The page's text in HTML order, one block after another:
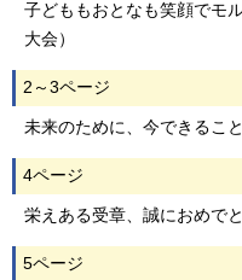
子どももおとなも笑顔でモ
大会）
2～3ページ
未来のために、今できるこ
4ページ
栄えある受章、誠におめで
5ページ